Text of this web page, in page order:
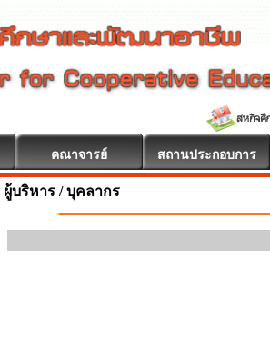
คณาจารย์ สถานประกอบการ
ผู้บริหาร / บุคลากร